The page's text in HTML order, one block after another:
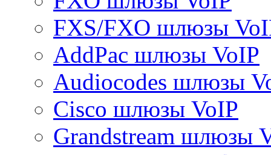
FXS/FXO шлюзы
AddPac шлюзы VoIP
Audiocodes шлюзы
Cisco шлюзы VoIP
Grandstream шлюзы